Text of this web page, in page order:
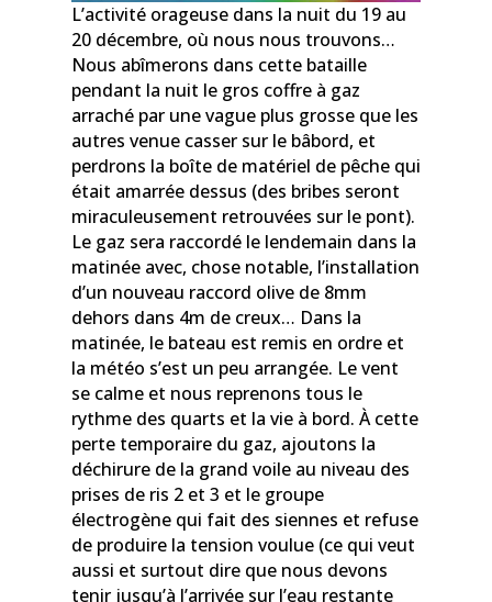
L’activité orageuse dans la nuit du 19 au
20 décembre, où nous nous trouvons…
Nous abîmerons dans cette bataille
pendant la nuit le gros coffre à gaz
arraché par une vague plus grosse que les
autres venue casser sur le bâbord, et
perdrons la boîte de matériel de pêche qui
était amarrée dessus (des bribes seront
miraculeusement retrouvées sur le pont).
Le gaz sera raccordé le lendemain dans la
matinée avec, chose notable, l’installation
d’un nouveau raccord olive de 8mm
dehors dans 4m de creux… Dans la
matinée, le bateau est remis en ordre et
la météo s’est un peu arrangée. Le vent
se calme et nous reprenons tous le
rythme des quarts et la vie à bord. À cette
perte temporaire du gaz, ajoutons la
déchirure de la grand voile au niveau des
prises de ris 2 et 3 et le groupe
électrogène qui fait des siennes et refuse
de produire la tension voulue (ce qui veut
aussi et surtout dire que nous devons
tenir jusqu’à l’arrivée sur l’eau restante